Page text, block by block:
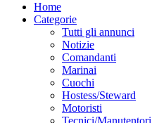
Home
Categorie
Tutti gli annunci
Notizie
Comandanti
Marinai
Cuochi
Hostess/Steward
Motoristi